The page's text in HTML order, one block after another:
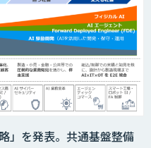
」を発表。共通基盤整備